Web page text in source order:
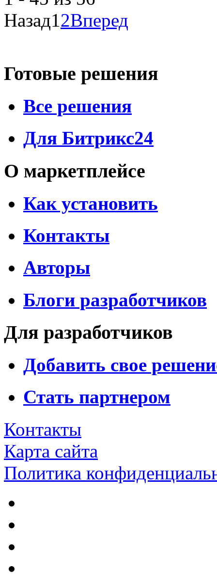
Назад12Вперед
Готовые решения
Все решения
Для Битрикс24
О маркетплейсе
Как установить
Контакты
Авторы
Блоги разработчиков
Для разработчиков
Добавить свое
Стать партнером
Контакты
Карта сайта
Политика